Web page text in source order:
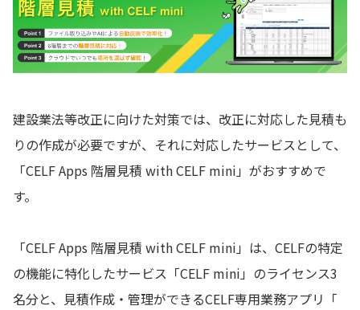
建設業法等改正に向けた対策では、改正に対応した見積も
りの作成が必要ですが、それに対応したサービスとして、
「CELF Apps 階層見積 with CELF mini」がおすすめで
す。
「CELF Apps 階層見積 with CELF mini」は、CELFの特定
の機能に特化したサービス「CELF mini」のライセンス3
名分と、見積作成・管理ができるCELF専用業務アプリ「